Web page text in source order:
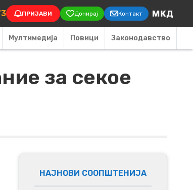
ПРИЈАВИ Донирај Контакт
Мултимедија Повици Законодавство
за секое
НАЈНОВИ СООПШТЕНИЈА